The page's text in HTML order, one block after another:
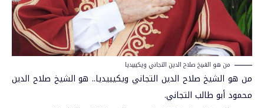
من هو الشيخ صلاح الدين التجاني ويكيبيديا
من هو الشيخ صلاح الدين التجاني ويكيبيديا.. هو الشيخ صلاح الدين
محمود أبو طالب التجاني.